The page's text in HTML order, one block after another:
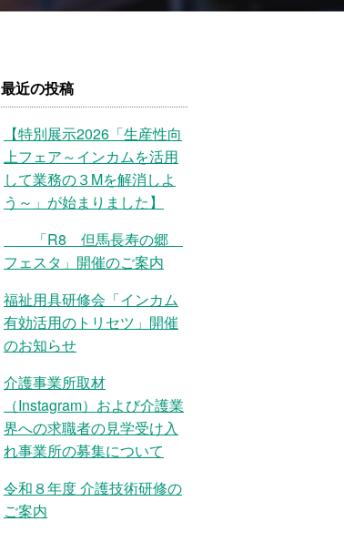
最近の投稿
【特別展示2026「生産性向
上フェア～インカムを活用
して業務の３Mを解消しよ
う～」が始まりました】
「R8 但馬長寿の郷
フェスタ」開催のご案内
福祉用具研修会「インカム
有効活用のトリセツ」開催
のお知らせ
介護事業所取材
（Instagram）および介護業
界への求職者の見学受け入
れ事業所の募集について
令和８年度 介護技術研修の
ご案内